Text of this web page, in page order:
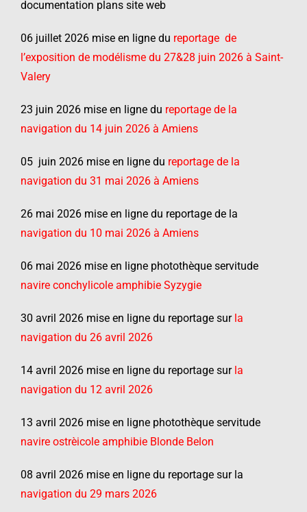
documentation plans site web
06 juillet 2026 mise en ligne du reportage de
l’exposition de modélisme du 27&28 juin 2026 à Saint-
Valery
23 juin 2026 mise en ligne du reportage de la
navigation du 14 juin 2026 à Amiens
05 juin 2026 mise en ligne du reportage de la
navigation du 31 mai 2026 à Amiens
26 mai 2026 mise en ligne du reportage de la
navigation du 10 mai 2026 à Amiens
06 mai 2026 mise en ligne photothèque servitude
navire conchylicole amphibie Syzygie
30 avril 2026 mise en ligne du reportage surla
navigation du 26 avril 2026
14 avril 2026 mise en ligne du reportage sur la
navigation du 12 avril 2026
13 avril 2026 mise en ligne photothèque servitude
navire ostrèicole amphibie Blonde Belon
08 avril 2026 mise en ligne du reportage sur la
navigation du 29 mars 2026